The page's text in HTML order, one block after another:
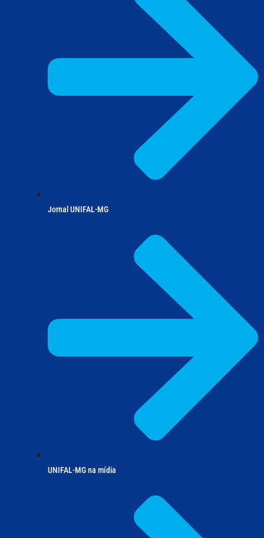
Jornal UNIFAL-MG
UNIFAL-MG na mídia